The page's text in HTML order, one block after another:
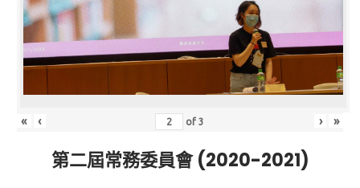
« ‹ of3 › »
第二屆常務委員會 (2020-2021)